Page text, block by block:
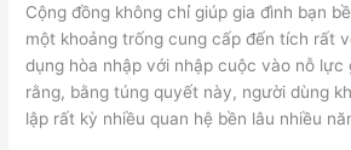
Cộng đồng không chỉ giúp gia đình bạn
một khoảng trống cung cấp đến tích rất
dụng hòa nhập với nhập cuộc vào nỗ
rằng, bằng túng quyết này, người dùng
lập rất kỳ nhiều quan hệ bền lâu nhiều